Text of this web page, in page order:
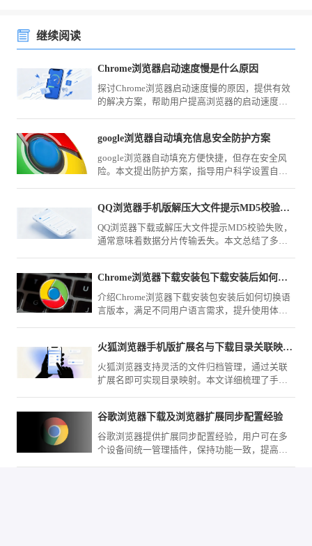
继续阅读
Chrome浏览器启动速度慢是什么原因
探讨Chrome浏览器启动速度慢的原因，提供有效
的解决方案，帮助用户提高浏览器的启动速度，
google浏览器自动填充信息安全防护方案
google浏览器自动填充方便快捷，但存在安全风
险。本文提出防护方案，指导用户科学设置自动
QQ浏览器手机版解压大文件提示MD5校验失败自救法
QQ浏览器下载或解压大文件提示MD5校验失败，
通常意味着数据分片传输丢失。本文总结了多种
份。
Chrome浏览器下载安装包下载安装后如何切换语言版本
介绍Chrome浏览器下载安装包安装后如何切换语
言版本，满足不同用户语言需求，提升使用体
火狐浏览器手机版扩展名与下载目录关联映射与重设
火狐浏览器支持灵活的文件归档管理，通过关联
扩展名即可实现目录映射。本文详细梳理了手动
归档与管理效率。
谷歌浏览器下载及浏览器扩展同步配置经验
谷歌浏览器提供扩展同步配置经验，用户可在多
个设备间统一管理插件，保持功能一致，提高浏